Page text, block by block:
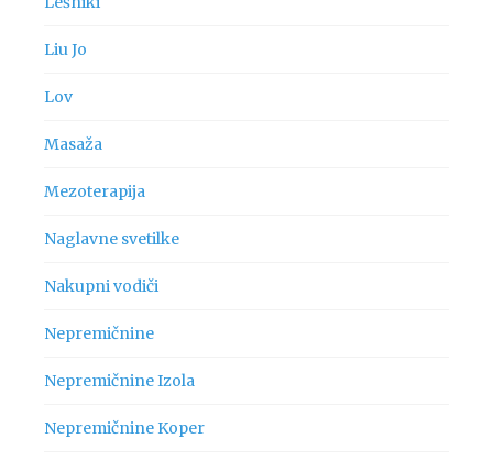
Liu Jo
Lov
Masaža
Mezoterapija
Naglavne svetilke
Nakupni vodiči
Nepremičnine
Nepremičnine Izola
Nepremičnine Koper